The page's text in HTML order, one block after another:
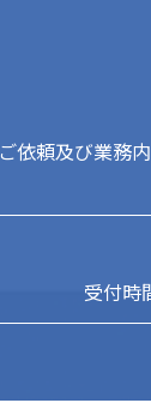
ご依頼及び業務
受付時